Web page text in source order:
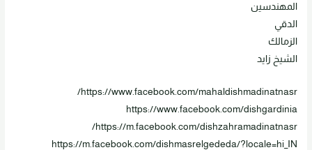
المهندسين
الدقي
الزمالك
الشيخ زايد
https://www.facebook.com/mahaldishmadinatnasr/
https://www.facebook.com/dishgardinia
https://m.facebook.com/dishzahramadinatnasr/
https://m.facebook.com/dishmasrelgededa/?locale=hi_IN